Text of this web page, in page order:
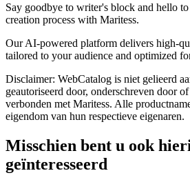
Say goodbye to writer's block and hello
creation process with Maritess.
Our AI-powered platform delivers high-
tailored to your audience and optimized
Disclaimer: WebCatalog is niet gelieerd
geautoriseerd door, onderschreven door
verbonden met Maritess. Alle
eigendom van hun respectieve eigenaren.
Misschien bent u ook
geïnteresseerd